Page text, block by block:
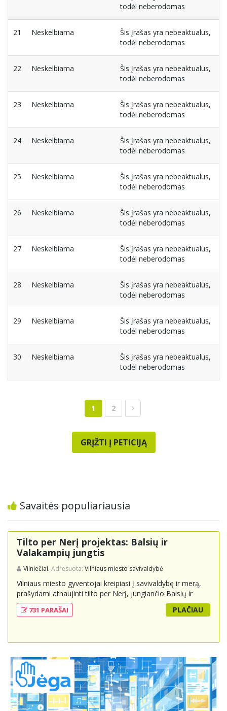
todėl neberodomas
21 Neskelbiama
Šis įrašas yra nebeaktualus,
todėl neberodomas
22 Neskelbiama
Šis įrašas yra nebeaktualus,
todėl neberodomas
23 Neskelbiama
Šis įrašas yra nebeaktualus,
todėl neberodomas
24 Neskelbiama
Šis įrašas yra nebeaktualus,
todėl neberodomas
25 Neskelbiama
Šis įrašas yra nebeaktualus,
todėl neberodomas
26 Neskelbiama
Šis įrašas yra nebeaktualus,
todėl neberodomas
27 Neskelbiama
Šis įrašas yra nebeaktualus,
todėl neberodomas
28 Neskelbiama
Šis įrašas yra nebeaktualus,
todėl neberodomas
29 Neskelbiama
Šis įrašas yra nebeaktualus,
todėl neberodomas
30 Neskelbiama
Šis įrašas yra nebeaktualus,
todėl neberodomas
1 2
GRĮŽTI Į PETICIJĄ
Savaitės populiariausia
Tilto per Nerį projektas: Balsių ir
Valakampių jungtis
Vilniečiai. Adresuota: Vilniaus miesto savivaldybė
Vilniaus miesto gyventojai kreipiasi į savivaldybę ir merą,
prašydami atnaujinti tilto per Nerį, jungiančio Balsių ir
Valakampių kryptis, projektą ir įtraukti jį į miesto
strateginius susisiekimo planus. Šis tiltas ne tik padėtų
suteikdamas daugiau susisiekimo galimybių tiek
dviratininkams. Gyventojai ragina atlikti techninę,
ekonominę ir transporto analizę, organizuoti viešas
konsultacijas ir integruoti projektą į ilgalaikius miesto
planus, siekiant užtikrinti transporto sistemos patikimumą
ir prisitaikymą prie sparčiai augančio miesto poreikių.
731 PARAŠAI PLAČIAU